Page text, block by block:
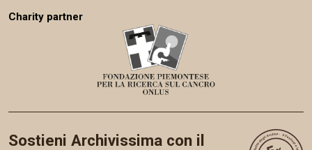
Charity partner
Sostieni Archivissima con il